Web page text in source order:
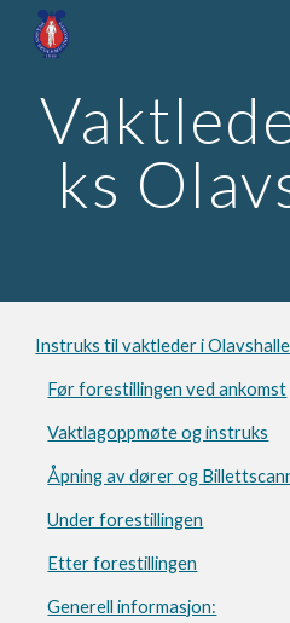
Skip to main content
ks
Instruks til vaktleder i
Før forestillingen ved ankomst
Vaktlagoppmøte og instruks
Åpning av dører og
Under forestillingen
Etter forestillingen
Generell informasjon: